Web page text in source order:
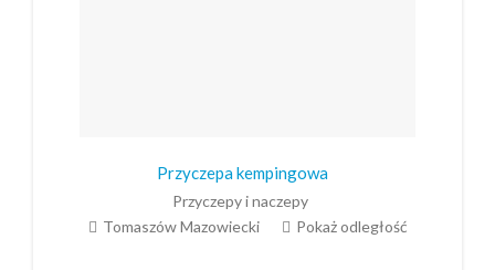
Przyczepa kempingowa
Przyczepy i naczepy
Tomaszów Mazowiecki
Pokaż odległość